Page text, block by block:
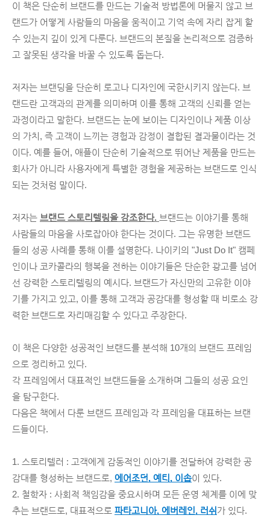
이 책은 단순히 브랜드를 만드는 기술적 방법론에 머물지 않고 브
랜드가 어떻게 사람들의 마음을 움직이고 기억 속에 자리 잡게 할
수 있는지 깊이 있게 다룬다. 브랜드의 본질을 논리적으로 검증하
고 잘못된 생각을 바꿀 수 있도록 돕는다.
저자는 브랜딩을 단순히 로고나 디자인에 국한시키지 않는다. 브
랜드란 고객과의 관계를 의미하며 이를 통해 고객의 신뢰를 얻는
과정이라고 말한다. 브랜드는 눈에 보이는 디자인이나 제품 이상
의 가치, 즉 고객이 느끼는 경험과 감정이 결합된 결과물이라는 것
이다. 예를 들어, 애플이 단순히 기술적으로 뛰어난 제품을 만드는
회사가 아니라 사용자에게 특별한 경험을 제공하는 브랜드로 인식
되는 것처럼 말이다.
저자는 브랜드 스토리텔링을 강조한다. 브랜드는 이야기를 통해
사람들의 마음을 사로잡아야 한다는 것이다. 그는 유명한 브랜드
들의 성공 사례를 통해 이를 설명한다. 나이키의 "Just Do It" 캠페
인이나 코카콜라의 행복을 전하는 이야기들은 단순한 광고를 넘어
선 강력한 스토리텔링의 예시다. 브랜드가 자신만의 고유한 이야
기를 가지고 있고, 이를 통해 고객과 공감대를 형성할 때 비로소 강
력한 브랜드로 자리매김할 수 있다고 주장한다.
이 책은 다양한 성공적인 브랜드를 분석해 10개의 브랜드 프레임
으로 정리하고 있다.
각 프레임에서 대표적인 브랜드들을 소개하며 그들의 성공 요인
을 탐구한다.
다음은 책에서 다룬 브랜드 프레임과 각 프레임을 대표하는 브랜
드들이다.
1. 스토리텔러 : 고객에게 감동적인 이야기를 전달하여 강력한 공
감대를 형성하는 브랜드로, 에어조던, 예티, 이솝이 있다.
2. 철학자 : 사회적 책임감을 중요시하며 모든 운영 체계를 이에 맞
추는 브랜드로, 대표적으로 파타고니아, 에버레인, 러쉬 가 있다.